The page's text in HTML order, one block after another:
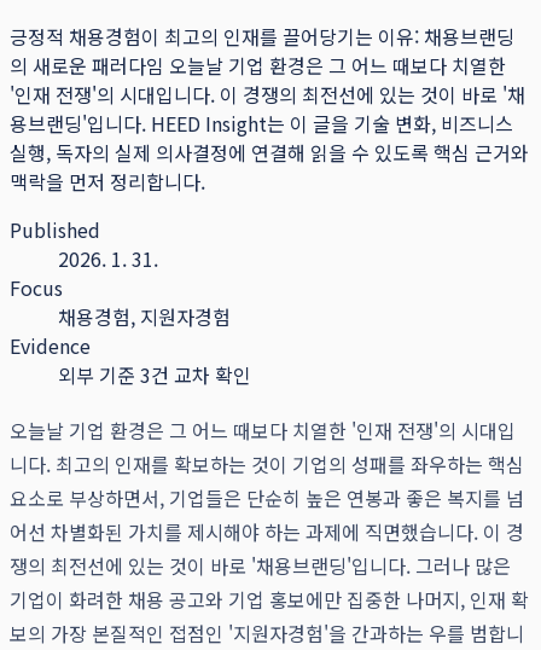
긍정적 채용경험이 최고의 인재를 끌어당기는 이유: 채용브랜딩
의 새로운 패러다임 오늘날 기업 환경은 그 어느 때보다 치열한
'인재 전쟁'의 시대입니다. 이 경쟁의 최전선에 있는 것이 바로 '채
용브랜딩'입니다. HEED Insight는 이 글을 기술 변화, 비즈니스
실행, 독자의 실제 의사결정에 연결해 읽을 수 있도록 핵심 근거와
맥락을 먼저 정리합니다.
Published
2026. 1. 31.
Focus
채용경험, 지원자경험
Evidence
외부 기준 3건 교차 확인
오늘날 기업 환경은 그 어느 때보다 치열한 '인재 전쟁'의 시대입
니다. 최고의 인재를 확보하는 것이 기업의 성패를 좌우하는 핵심
요소로 부상하면서, 기업들은 단순히 높은 연봉과 좋은 복지를 넘
어선 차별화된 가치를 제시해야 하는 과제에 직면했습니다. 이 경
쟁의 최전선에 있는 것이 바로 '채용브랜딩'입니다. 그러나 많은
기업이 화려한 채용 공고와 기업 홍보에만 집중한 나머지, 인재 확
보의 가장 본질적인 접점인 '지원자경험'을 간과하는 우를 범합니